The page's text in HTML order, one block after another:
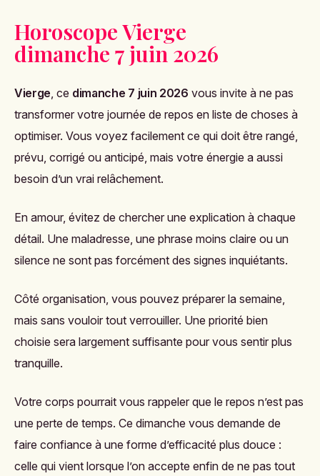
Horoscope Vierge
dimanche 7 juin 2026
Vierge, ce dimanche 7 juin 2026 vous invite à ne pas
transformer votre journée de repos en liste de choses à
optimiser. Vous voyez facilement ce qui doit être rangé,
prévu, corrigé ou anticipé, mais votre énergie a aussi
besoin d’un vrai relâchement.
En amour, évitez de chercher une explication à chaque
détail. Une maladresse, une phrase moins claire ou un
silence ne sont pas forcément des signes inquiétants.
Côté organisation, vous pouvez préparer la semaine,
mais sans vouloir tout verrouiller. Une priorité bien
choisie sera largement suffisante pour vous sentir plus
tranquille.
Votre corps pourrait vous rappeler que le repos n’est pas
une perte de temps. Ce dimanche vous demande de
faire confiance à une forme d’efficacité plus douce :
celle qui vient lorsque l’on accepte enfin de ne pas tout